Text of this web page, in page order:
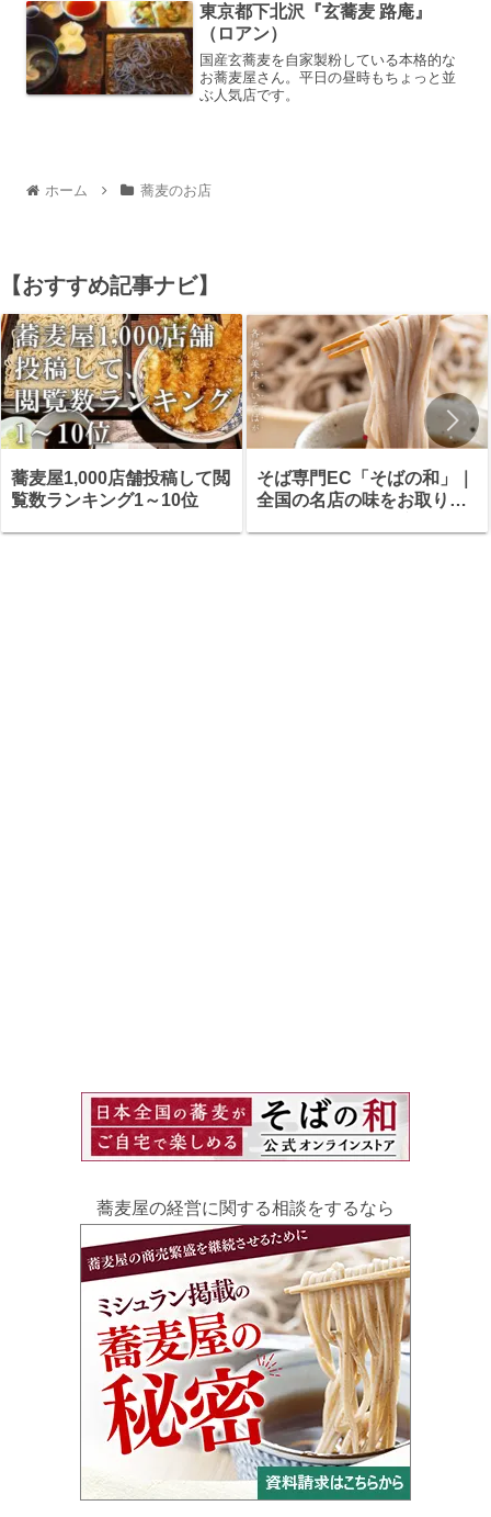
東京都下北沢『玄蕎麦 路庵』
（ロアン）
国産玄蕎麦を自家製粉している本格的な
お蕎麦屋さん。平日の昼時もちょっと並
ぶ人気店です。
ホーム 蕎麦のお店
【おすすめ記事ナビ】
蕎麦屋1,000店舗投稿して閲
覧数ランキング1～10位
そば専門EC「そばの和」｜
全国の名店の味をお取り寄
蕎麦屋の経営に関する相談をするなら